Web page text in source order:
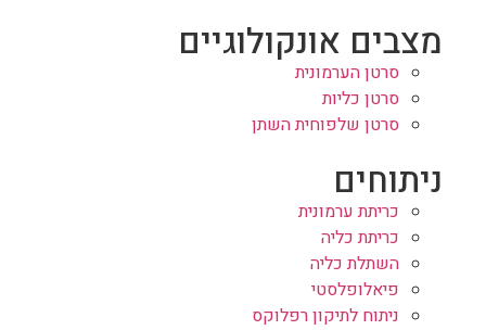
מצבים אונקולוגיים
סרטן הערמונית
סרטן כליות
סרטן שלפוחית השתן
ניתוחים
כריתת ערמונית
כריתת כליה
השתלת כליה
פיאלופלסטי
ניתוח לתיקון רפלוקס